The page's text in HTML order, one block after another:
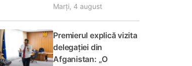
Marți, 4 august
Premierul explică vizita
delegației din
Afganistan: „O